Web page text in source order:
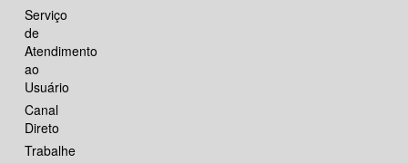
Serviço
de
Atendimento
ao
Usuário
Canal
Direto
Trabalhe